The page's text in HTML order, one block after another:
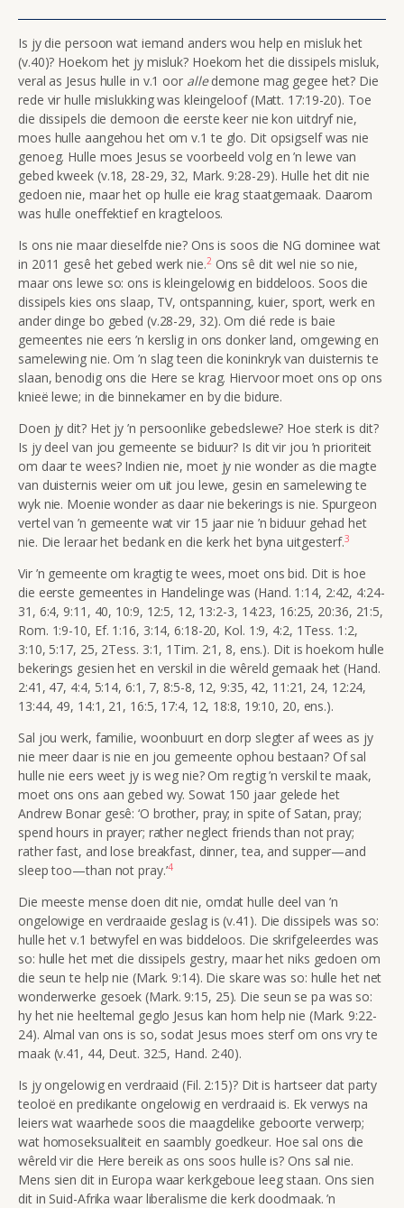
Is jy die persoon wat iemand anders wou help en misluk het
(v.40)? Hoekom het jy misluk? Hoekom het die dissipels misluk,
veral as Jesus hulle in v.1 oor alledemone mag gegee het? Die
rede vir hulle mislukking was kleingeloof (Matt. 17:19-20). Toe
die dissipels die demoon die eerste keer nie kon uitdryf nie,
moes hulle aangehou het om v.1 te glo. Dit opsigself was nie
genoeg. Hulle moes Jesus se voorbeeld volg en ’n lewe van
gebed kweek (v.18, 28-29, 32, Mark. 9:28-29). Hulle het dit nie
gedoen nie, maar het op hulle eie krag staatgemaak. Daarom
was hulle oneffektief en kragteloos.
Is ons nie maar dieselfde nie? Ons is soos die NG dominee wat
in 2011 gesê het gebed werk nie.2Ons sê dit wel nie so nie,
maar ons lewe so: ons is kleingelowig en biddeloos. Soos die
dissipels kies ons slaap, TV, ontspanning, kuier, sport, werk en
ander dinge bo gebed (v.28-29, 32). Om dié rede is baie
gemeentes nie eers ’n kerslig in ons donker land, omgewing en
samelewing nie. Om ’n slag teen die koninkryk van duisternis te
slaan, benodig ons die Here se krag. Hiervoor moet ons op ons
knieë lewe; in die binnekamer en by die bidure.
Doen jy dit? Het jy ’n persoonlike gebedslewe? Hoe sterk is dit?
Is jy deel van jou gemeente se biduur? Is dit vir jou ’n prioriteit
om daar te wees? Indien nie, moet jy nie wonder as die magte
van duisternis weier om uit jou lewe, gesin en samelewing te
wyk nie. Moenie wonder as daar nie bekerings is nie. Spurgeon
vertel van ’n gemeente wat vir 15 jaar nie ’n biduur gehad het
nie. Die leraar het bedank en die kerk het byna uitgesterf.3
Vir ’n gemeente om kragtig te wees, moet ons bid. Dit is hoe
die eerste gemeentes in Handelinge was (Hand. 1:14, 2:42, 4:24-
31, 6:4, 9:11, 40, 10:9, 12:5, 12, 13:2-3, 14:23, 16:25, 20:36, 21:5,
Rom. 1:9-10, Ef. 1:16, 3:14, 6:18-20, Kol. 1:9, 4:2, 1Tess. 1:2,
3:10, 5:17, 25, 2Tess. 3:1, 1Tim. 2:1, 8, ens.). Dit is hoekom hulle
bekerings gesien het en verskil in die wêreld gemaak het (Hand.
2:41, 47, 4:4, 5:14, 6:1, 7, 8:5-8, 12, 9:35, 42, 11:21, 24, 12:24,
13:44, 49, 14:1, 21, 16:5, 17:4, 12, 18:8, 19:10, 20, ens.).
Sal jou werk, familie, woonbuurt en dorp slegter af wees as jy
nie meer daar is nie en jou gemeente ophou bestaan? Of sal
hulle nie eers weet jy is weg nie? Om regtig ’n verskil te maak,
moet ons ons aan gebed wy. Sowat 150 jaar gelede het
Andrew Bonar gesê: ‘O brother, pray; in spite of Satan, pray;
spend hours in prayer; rather neglect friends than not pray;
rather fast, and lose breakfast, dinner, tea, and supper—and
sleep too—than not pray.’4
Die meeste mense doen dit nie, omdat hulle deel van ’n
ongelowige en verdraaide geslag is (v.41). Die dissipels was so:
hulle het v.1 betwyfel en was biddeloos. Die skrifgeleerdes was
so: hulle het met die dissipels gestry, maar het niks gedoen om
die seun te help nie (Mark. 9:14). Die skare was so: hulle het net
wonderwerke gesoek (Mark. 9:15, 25). Die seun se pa was so:
hy het nie heeltemal geglo Jesus kan hom help nie (Mark. 9:22-
24). Almal van ons is so, sodat Jesus moes sterf om ons vry te
maak (v.41, 44, Deut. 32:5, Hand. 2:40).
Is jy ongelowig en verdraaid (Fil. 2:15)? Dit is hartseer dat party
teoloë en predikante ongelowig en verdraaid is. Ek verwys na
leiers wat waarhede soos die maagdelike geboorte verwerp;
wat homoseksualiteit en saambly goedkeur. Hoe sal ons die
wêreld vir die Here bereik as ons soos hulle is? Ons sal nie.
Mens sien dit in Europa waar kerkgeboue leeg staan. Ons sien
dit in Suid-Afrika waar liberalisme die kerk doodmaak. ’n